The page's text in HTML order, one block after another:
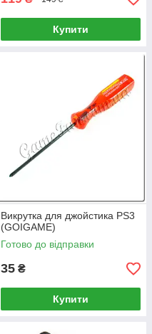
Купити
Викрутка для джойстика PS3
(GOIGAME)
Готово до відправки
35 ₴
Купити